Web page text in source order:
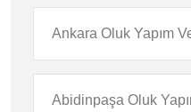
Ankara Oluk Yapım
Abidinpaşa Oluk